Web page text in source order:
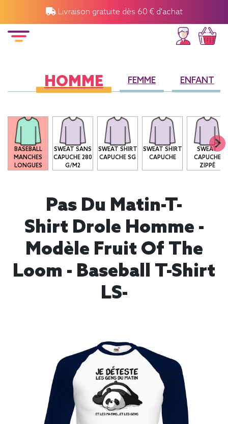
Livraison gratuite dès 60 € d'achat
HOMME FEMME ENFANT
BASEBALL
MANCHES
LONGUES
SWEAT SANS
CAPUCHE 280
G/M2
SWEAT SHIRT
CAPUCHE SG
SWEAT SHIRT
CAPUCHE
SWEAT
CAPUCHE
ZIPPÉ
Pas Du Matin-T-
Shirt Drole Homme -
Modèle Fruit Of The
Loom - Baseball T-Shirt
LS-